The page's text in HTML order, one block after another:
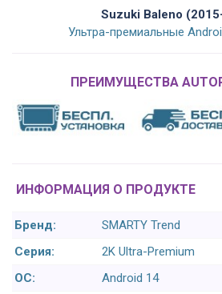
Suzuki Baleno
Ультра-премиальные
ПРЕИМУЩЕСТВА
ИНФОРМАЦИЯ О ПРОДУКТЕ
Бренд:
SMARTY Trend
Серия:
2K Ultra-Premium
ОС:
Android 14